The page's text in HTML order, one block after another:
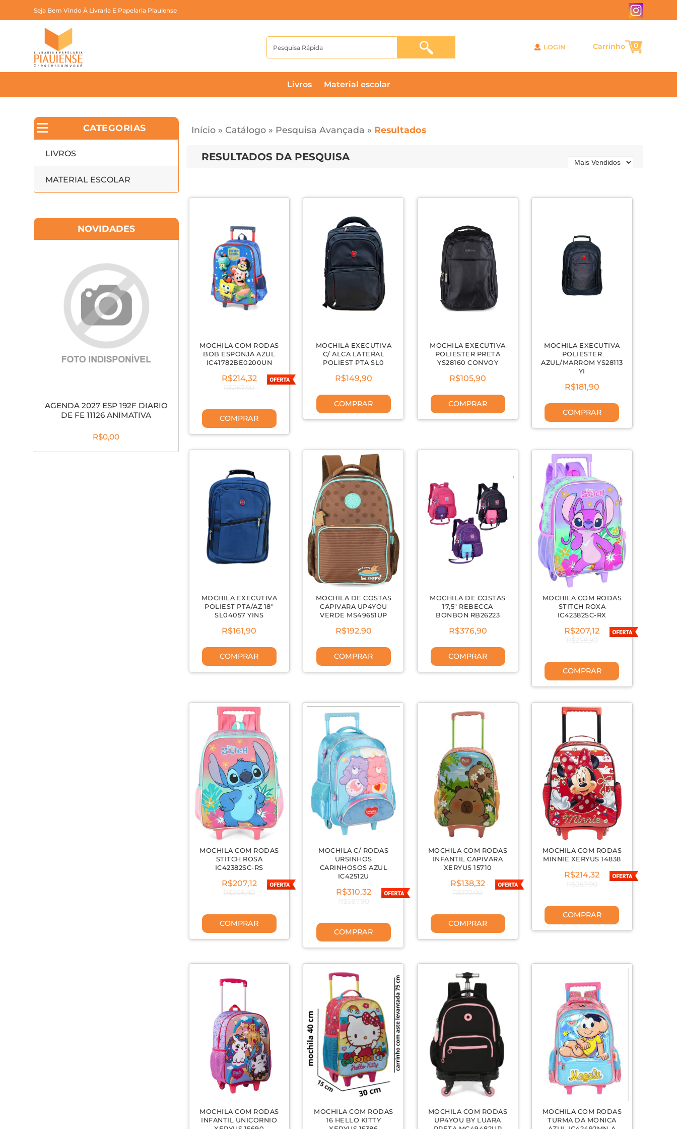
Seja Bem Vindo À Livraria E Papelaria Piauiense
LOGIN 0
livros material escolar
Início» Catálogo» Pesquisa Avançada » Resultados
RESULTADOS DA PESQUISA
MOCHILA COM RODAS
BOB ESPONJA AZUL
IC41782BE0200UN
R$214,32
R$267,90
COMPRAR
MOCHILA EXECUTIVA
C/ ALCA LATERAL
POLIEST PTA SL0
R$149,90
COMPRAR
MOCHILA EXECUTIVA
POLIESTER PRETA
YS28160 CONVOY
R$105,90
COMPRAR
MOCHILA EXECUTIVA
POLIESTER
AZUL/MARROM YS28113
YI
R$181,90
COMPRAR
MOCHILA EXECUTIVA
POLIEST PTA/AZ 18"
SL04057 YINS
R$161,90
COMPRAR
MOCHILA DE COSTAS
CAPIVARA UP4YOU
VERDE MS49651UP
R$192,90
COMPRAR
MOCHILA DE COSTAS
17,5" REBECCA
BONBON RB26223
R$376,90
COMPRAR
MOCHILA COM RODAS
STITCH ROXA
IC42382SC-RX
R$207,12
R$258,90
COMPRAR
MOCHILA COM RODAS
STITCH ROSA
IC42382SC-RS
R$207,12
R$258,90
COMPRAR
MOCHILA C/ RODAS
URSINHOS
CARINHOSOS AZUL
IC42512U
R$310,32
R$387,90
COMPRAR
MOCHILA COM RODAS
INFANTIL CAPIVARA
XERYUS 15710
R$138,32
R$172,90
COMPRAR
MOCHILA COM RODAS
MINNIE XERYUS 14838
R$214,32
R$267,90
COMPRAR
MOCHILA COM RODAS
INFANTIL UNICORNIO
MOCHILA COM RODAS
16 HELLO KITTY
MOCHILA COM RODAS
UP4YOU BY LUARA
MOCHILA COM RODAS
TURMA DA MONICA
CATEGORIAS
LIVROS
MATERIAL ESCOLAR
NOVIDADES
AGENDA 2027 ESP 192F DIARIO
DE FE 11126 ANIMATIVA
R$0,00